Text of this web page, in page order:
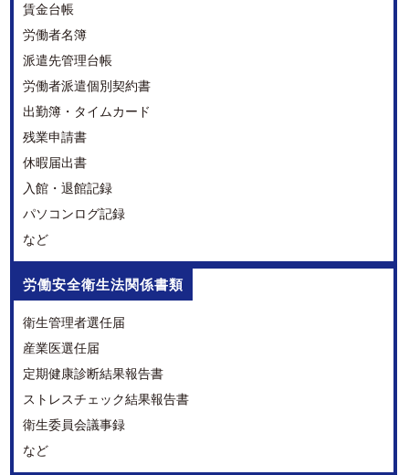
賃金台帳
労働者名簿
派遣先管理台帳
労働者派遣個別契約書
出勤簿・タイムカード
残業申請書
休暇届出書
入館・退館記録
パソコンログ記録
など
労働安全衛生法関係書類
衛生管理者選任届
産業医選任届
定期健康診断結果報告書
ストレスチェック結果報告書
衛生委員会議事録
など